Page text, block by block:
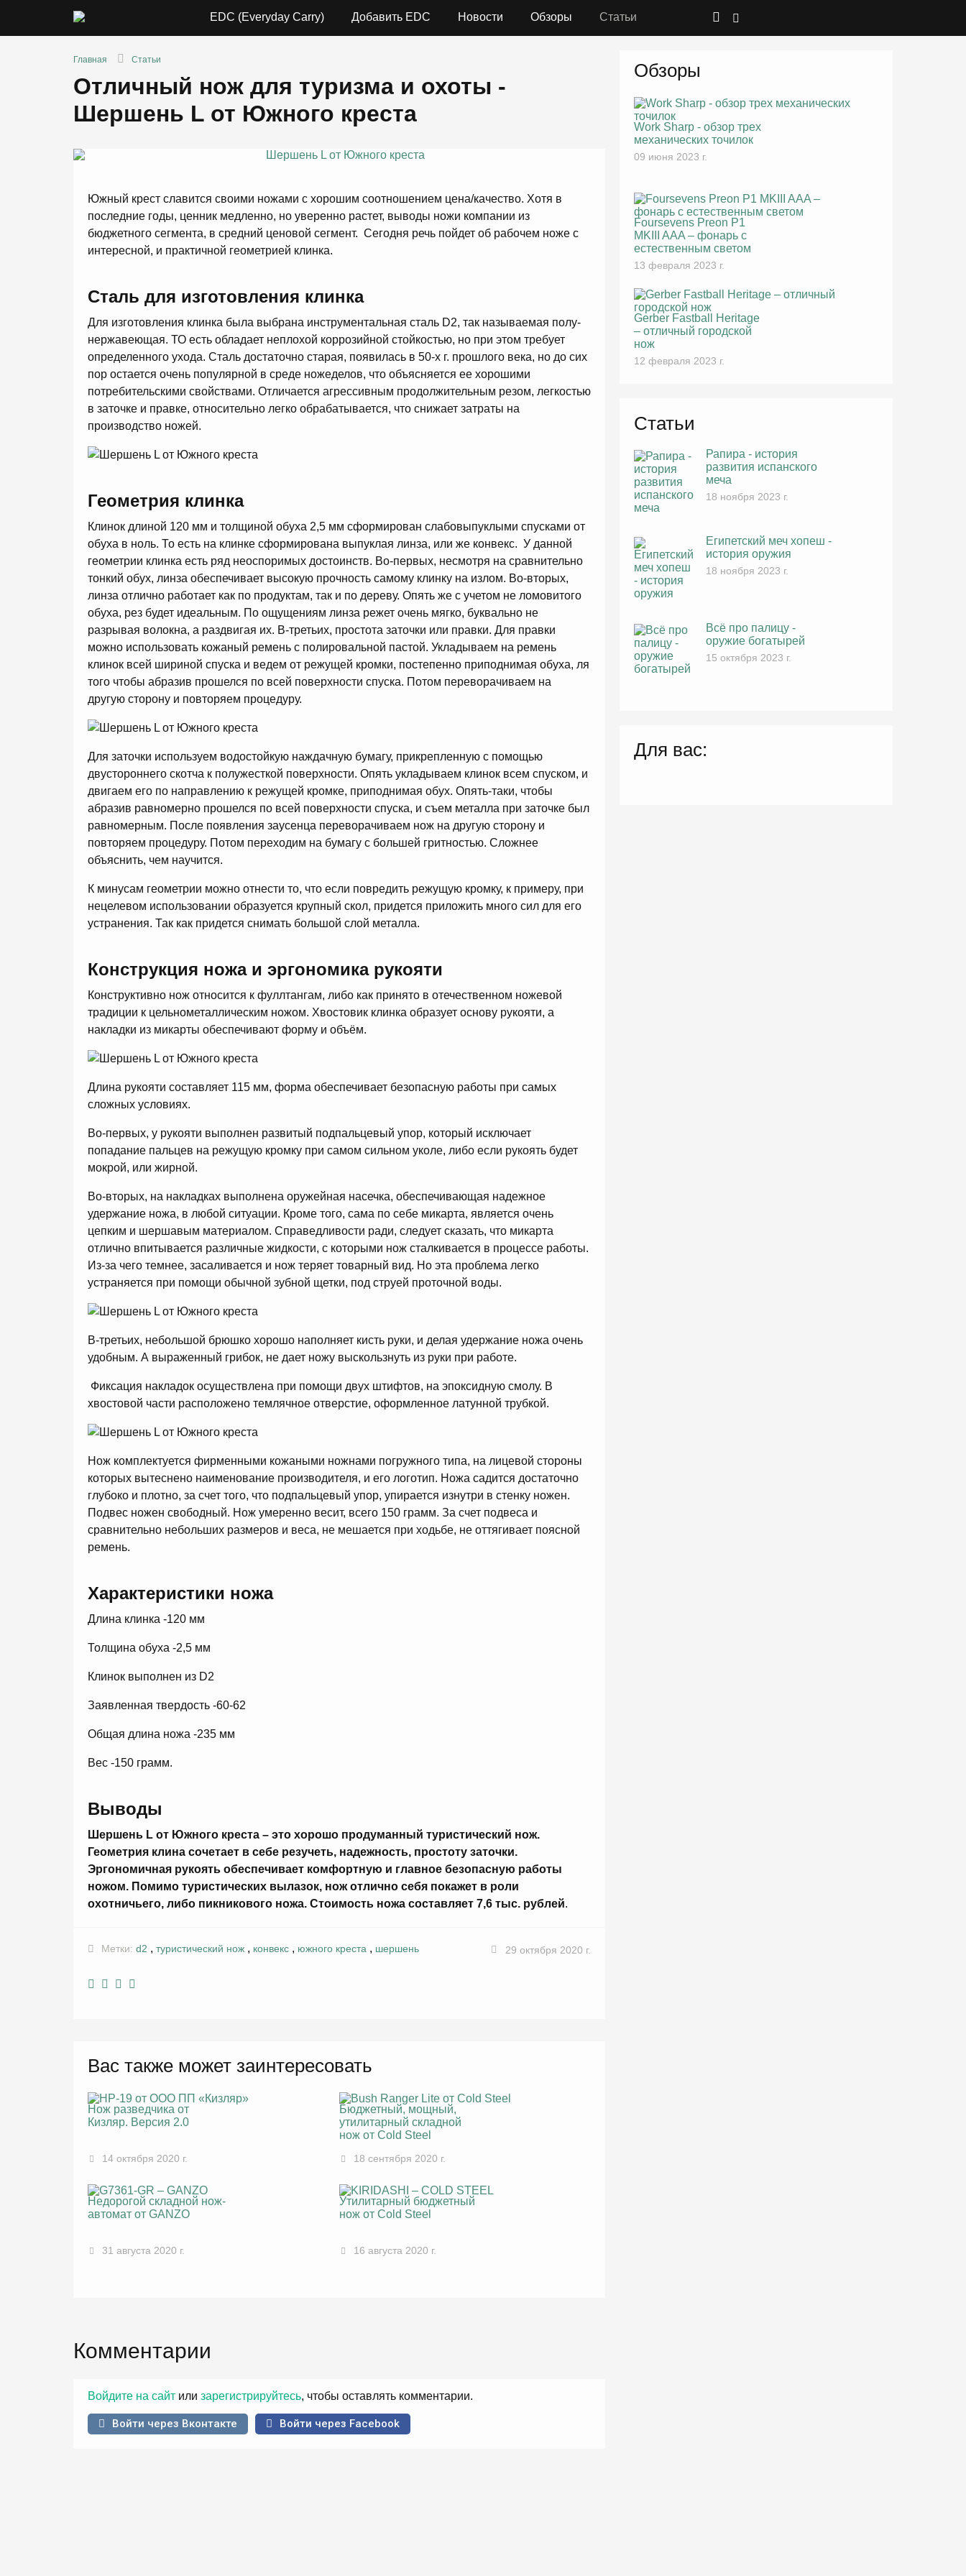
EDC (Everyday Carry) Добавить EDC Новости Обзоры Статьи
Главная Статьи
Отличный нож для туризма и охоты -
Шершень L от Южного креста
Южный крест славится своими ножами с хорошим соотношением цена/качество. Хотя в
последние годы, ценник медленно, но уверенно растет, выводы ножи компании из
бюджетного сегмента, в средний ценовой сегмент. Сегодня речь пойдет об рабочем ноже с
интересной, и практичной геометрией клинка.
Сталь для изготовления клинка
Для изготовления клинка была выбрана инструментальная сталь D2, так называемая полу-
нержавеющая. ТО есть обладает неплохой коррозийной стойкостью, но при этом требует
определенного ухода. Сталь достаточно старая, появилась в 50-х г. прошлого века, но до сих
пор остается очень популярной в среде ножеделов, что объясняется ее хорошими
потребительскими свойствами. Отличается агрессивным продолжительным резом, легкостью
в заточке и правке, относительно легко обрабатывается, что снижает затраты на
производство ножей.
Геометрия клинка
Клинок длиной 120 мм и толщиной обуха 2,5 мм сформирован слабовыпуклыми спусками от
обуха в ноль. То есть на клинке сформирована выпуклая линза, или же конвекс. У данной
геометрии клинка есть ряд неоспоримых достоинств. Во-первых, несмотря на сравнительно
тонкий обух, линза обеспечивает высокую прочность самому клинку на излом. Во-вторых,
линза отлично работает как по продуктам, так и по дереву. Опять же с учетом не ломовитого
обуха, рез будет идеальным. По ощущениям линза режет очень мягко, буквально не
разрывая волокна, а раздвигая их. В-третьих, простота заточки или правки. Для правки
можно использовать кожаный ремень с полировальной пастой. Укладываем на ремень
клинок всей шириной спуска и ведем от режущей кромки, постепенно приподнимая обуха, ля
того чтобы абразив прошелся по всей поверхности спуска. Потом переворачиваем на
другую сторону и повторяем процедуру.
Для заточки используем водостойкую наждачную бумагу, прикрепленную с помощью
двустороннего скотча к полужесткой поверхности. Опять укладываем клинок всем спуском, и
двигаем его по направлению к режущей кромке, приподнимая обух. Опять-таки, чтобы
абразив равномерно прошелся по всей поверхности спуска, и съем металла при заточке был
равномерным. После появления заусенца переворачиваем нож на другую сторону и
повторяем процедуру. Потом переходим на бумагу с большей гритностью. Сложнее
объяснить, чем научится.
К минусам геометрии можно отнести то, что если повредить режущую кромку, к примеру, при
нецелевом использовании образуется крупный скол, придется приложить много сил для его
устранения. Так как придется снимать большой слой металла.
Конструкция ножа и эргономика рукояти
Конструктивно нож относится к фуллтангам, либо как принято в отечественном ножевой
традиции к цельнометаллическим ножом. Хвостовик клинка образует основу рукояти, а
накладки из микарты обеспечивают форму и объём.
Длина рукояти составляет 115 мм, форма обеспечивает безопасную работы при самых
сложных условиях.
Во-первых, у рукояти выполнен развитый подпальцевый упор, который исключает
попадание пальцев на режущую кромку при самом сильном уколе, либо если рукоять будет
мокрой, или жирной.
Во-вторых, на накладках выполнена оружейная насечка, обеспечивающая надежное
удержание ножа, в любой ситуации. Кроме того, сама по себе микарта, является очень
цепким и шершавым материалом. Справедливости ради, следует сказать, что микарта
отлично впитывается различные жидкости, с которыми нож сталкивается в процессе работы.
Из-за чего темнее, засаливается и нож теряет товарный вид. Но эта проблема легко
устраняется при помощи обычной зубной щетки, под струей проточной воды.
В-третьих, небольшой брюшко хорошо наполняет кисть руки, и делая удержание ножа очень
удобным. А выраженный грибок, не дает ножу выскользнуть из руки при работе.
Фиксация накладок осуществлена при помощи двух штифтов, на эпоксидную смолу. В
хвостовой части расположено темлячное отверстие, оформленное латунной трубкой.
Нож комплектуется фирменными кожаными ножнами погружного типа, на лицевой стороны
которых вытеснено наименование производителя, и его логотип. Ножа садится достаточно
глубоко и плотно, за счет того, что подпальцевый упор, упирается изнутри в стенку ножен.
Подвес ножен свободный. Нож умеренно весит, всего 150 грамм. За счет подвеса и
сравнительно небольших размеров и веса, не мешается при ходьбе, не оттягивает поясной
ремень.
Характеристики ножа
Длина клинка -120 мм
Толщина обуха -2,5 мм
Клинок выполнен из D2
Заявленная твердость -60-62
Общая длина ножа -235 мм
Вес -150 грамм.
Выводы
Шершень L от Южного креста – это хорошо продуманный туристический нож.
Геометрия клина сочетает в себе резучеть, надежность, простоту заточки.
Эргономичная рукоять обеспечивает комфортную и главное безопасную работы
ножом. Помимо туристических вылазок, нож отлично себя покажет в роли
охотничьего, либо пикникового ножа. Стоимость ножа составляет 7,6 тыс. рублей.
Метки: d2 , туристический нож , конвекс , южного креста , шершень 29 октября 2020 г.
Вас также может заинтересовать
Нож разведчика от
Кизляр. Версия 2.0
14 октября 2020 г.
Бюджетный, мощный,
утилитарный складной
нож от Cold Steel
18 сентября 2020 г.
Недорогой складной нож-
автомат от GANZO
31 августа 2020 г.
Утилитарный бюджетный
нож от Cold Steel
16 августа 2020 г.
Комментарии
Войдите на сайт или зарегистрируйтесь, чтобы оставлять комментарии.
Войти через Вконтакте Войти через Facebook
Обзоры
Work Sharp - обзор трех
механических точилок
09 июня 2023 г.
Foursevens Preon P1
MKIII AAA – фонарь с
естественным светом
13 февраля 2023 г.
Gerber Fastball Heritage
– отличный городской
нож
12 февраля 2023 г.
Статьи
Рапира - история
развития испанского
меча
18 ноября 2023 г.
Египетский меч хопеш -
история оружия
18 ноября 2023 г.
Всё про палицу -
оружие богатырей
15 октября 2023 г.
Для вас: